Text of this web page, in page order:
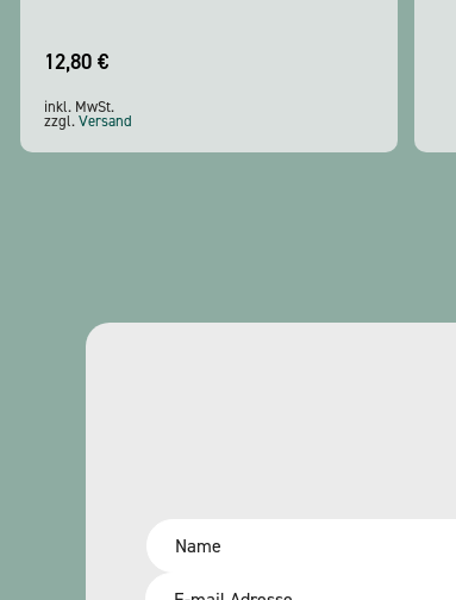
12,80 €
inkl. MwSt.
zzgl.Versand